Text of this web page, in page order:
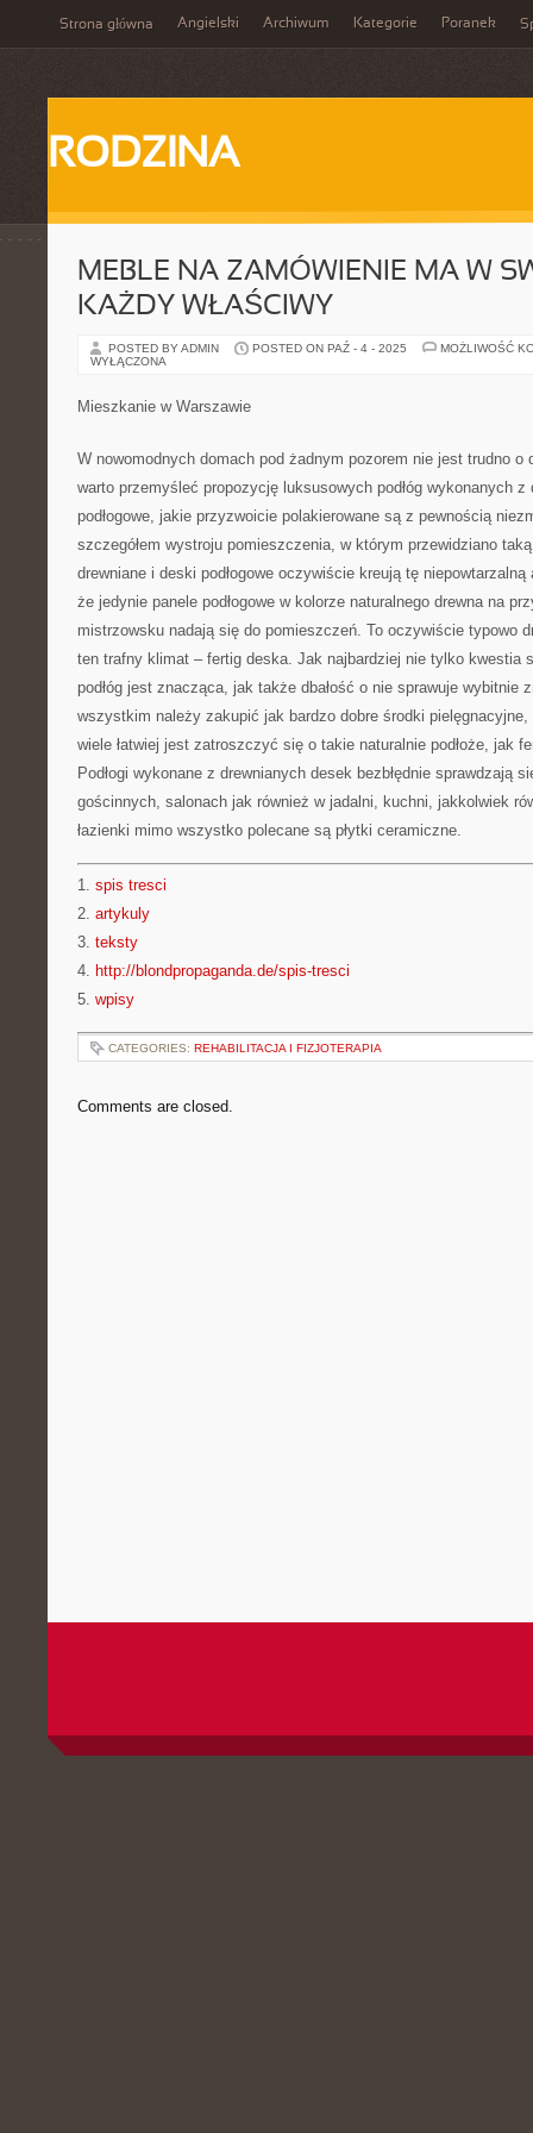
Strona główna Angielski Archiwum Kategorie Poranek
RODZINA
MEBLE NA ZAMÓWIENIE MA W
KAŻDY WŁAŚCIWY
POSTED BY ADMIN POSTED ON PAŹ - 4 - 2025
MOŻLIWOŚĆ
WYŁĄCZONA
Mieszkanie w Warszawie
W nowomodnych domach pod żadnym pozorem nie jest trudno o
warto przemyśleć propozycję luksusowych podłóg wykonanych z
podłogowe, jakie przyzwoicie polakierowane są z pewnością
szczegółem wystroju pomieszczenia, w którym przewidziano taką
drewniane i deski podłogowe oczywiście kreują tę niepowtarzalną
że jedynie panele podłogowe w kolorze naturalnego drewna na
mistrzowsku nadają się do pomieszczeń. To oczywiście typowo
ten trafny klimat – fertig deska. Jak najbardziej nie tylko kwestia
podłóg jest znacząca, jak także dbałość o nie sprawuje wybitnie
wszystkim należy zakupić jak bardzo dobre środki pielęgnacyjne,
wiele łatwiej jest zatroszczyć się o takie naturalnie podłoże, jak
Podłogi wykonane z drewnianych desek bezbłędnie sprawdzają
gościnnych, salonach jak również w jadalni, kuchni, jakkolwiek
łazienki mimo wszystko polecane są płytki ceramiczne.
1. spis tresci
2. artykuly
3. teksty
4. http://blondpropaganda.de/spis-tresci
5. wpisy
CATEGORIES: REHABILITACJA I FIZJOTERAPIA
Comments are closed.